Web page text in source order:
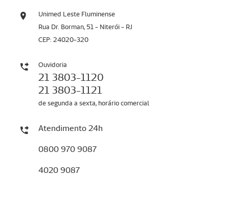
Unimed Leste Fluminense
Rua Dr. Borman, 51 - Niterói - RJ
CEP: 24020-320
Ouvidoria
21 3803-1120
21 3803-1121
de segunda a sexta, horário comercial
Atendimento 24h
0800 970 9087
4020 9087